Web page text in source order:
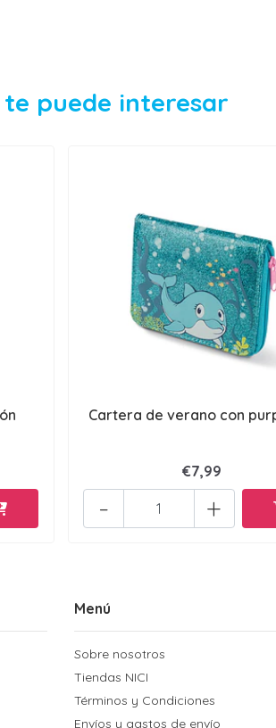
puede interesar
Cartera de verano con
€7,99
+
-
Menú
Sobre nosotros
Tiendas NICI
Términos y Condiciones
Envíos y gastos de envío